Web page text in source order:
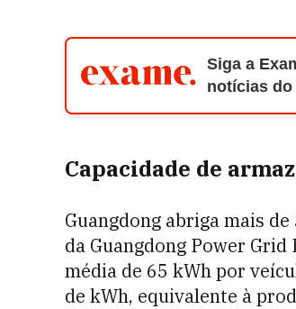
Siga a
notícias
Capacidade de
Guangdong abriga mais
da Guangdong Power
média de 65 kWh por
de kWh, equivalente à